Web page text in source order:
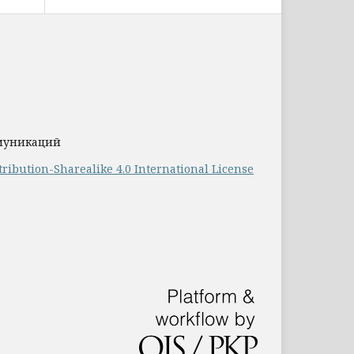
Sharealike 4.0 International License